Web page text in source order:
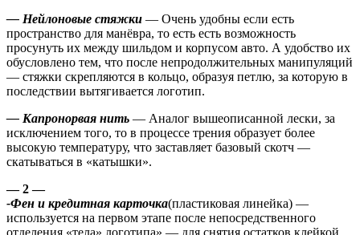
— Нейлоновые стяжки — Очень удобны если есть
пространство для манёвра, то есть есть возможность
просунуть их между шильдом и корпусом авто. А удобство их
обусловлено тем, что после непродолжительных манипуляций
— стяжки скрепляются в кольцо, образуя петлю, за которую в
последствии вытягивается логотип.
— Капронорвая нить — Аналог вышеописанной лески, за
исключением того, то в процессе трения образует более
высокую температуру, что заставляет базовый скотч —
скатываться в «катышки».
— 2 —
-Фен и кредитная карточка(пластиковая линейка) —
используется на первом этапе после непосредственного